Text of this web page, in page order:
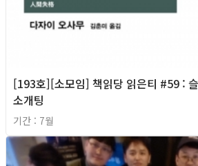
[193호][소모임] 책읽당 읽은티 #59 :
소개팅
기간 : 7월